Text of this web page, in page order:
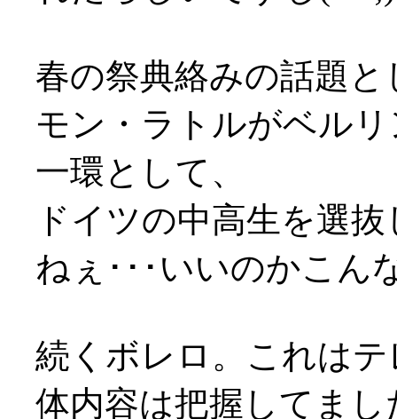
春の祭典絡みの話題
モン・ラトルがベル
一環として、
ドイツの中高生を選
ねぇ･･･いいのかこん
続くボレロ。これは
体内容は把握してまし